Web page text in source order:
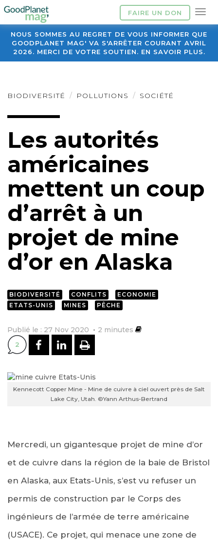
FAIRE UN DON
NOUS SOMMES AU REGRET DE VOUS INFORMER QUE
GOODPLANET MAG' VA S'ARRÊTER COURANT AVRIL
2026. MERCI DE VOTRE SOUTIEN. EN SAVOIR PLUS.
BIODIVERSITÉ POLLUTIONS SOCIÉTÉ
Les autorités
américaines
mettent un coup
d’arrêt à un
projet de mine
d’or en Alaska
BIODIVERSITÉ CONFLITS
ECONOMIE
ETATS-UNIS
MINES PÊCHE
Publié le : 27 Nov 2020 2 minutes
2 PARTAGER SUR FACEBOOK
PARTAGER SUR
IMPRIMER
Kennecott Copper Mine - Mine de cuivre à ciel ouvert près de Salt
Lake City, Utah. ©Yann Arthus-Bertrand
Mercredi, un gigantesque projet de mine d’or
et de cuivre dans la région de la baie de Bristol
en Alaska, aux Etats-Unis, s’est vu refuser un
permis de construction par le Corps des
ingénieurs de l’armée de terre américaine
(USACE). Ce projet, qui menace une zone de